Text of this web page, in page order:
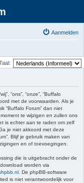
Aanmelden
“ons”, “onze”, “Buffalo
met de voorwaarden. Als je
“Buffalo Forum” dan niet
te wijzigen en zullen ons
is echter aan te raden om zelf
je niet akkoord met deze
Blijf je gebruik maken van
en of toevoegingen.
die is uitgebracht onder de
worden via
. De phpBB-software
is niet verantwoordelijk voor